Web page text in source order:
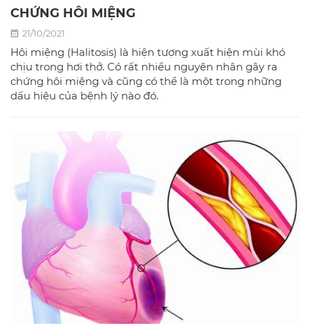
CHỨNG HÔI MIỆNG
21/10/2021
Hôi miệng (Halitosis) là hiện tượng xuất hiện mùi khó
chịu trong hơi thở. Có rất nhiều nguyên nhân gây ra
chứng hôi miệng và cũng có thể là một trong những
dấu hiệu của bệnh lý nào đó.